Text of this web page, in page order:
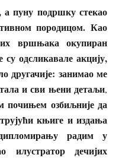
а пуну подршку стекао
породицом. Као
вршњака окупиран
су одсликавале акцију,
другачије: занимао ме
и сви њени детаљи,
почињем озбиљниједа
књиге и издања
радим у
илустратор дечијих